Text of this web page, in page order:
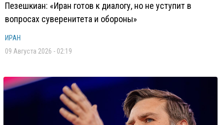
Пезешкиан: «Иран готов к диалогу, но не уступит в
вопросах суверенитета и обороны»
ИРАН
09 Августа 2026 - 02:19